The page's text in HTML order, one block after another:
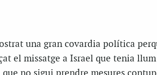
una gran covardia política
el missatge a Israel que tenia